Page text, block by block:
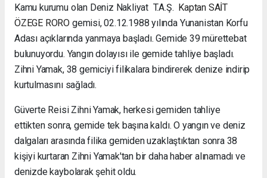
Kamu kurumu olan Deniz Nakliyat T.A.Ş. Kaptan SAİT
ÖZEGE RORO gemisi, 02.12.1988 yılında Yunanistan Korfu
Adası açıklarında yanmaya başladı. Gemide 39 mürettebat
bulunuyordu. Yangın dolayısı ile gemide tahliye başladı.
Zihni Yamak, 38 gemiciyi filikalara bindirerek denize indirip
kurtulmasını sağladı.
Güverte Reisi Zihni Yamak, herkesi gemiden tahliye
ettikten sonra, gemide tek başına kaldı. O yangın ve deniz
dalgaları arasında filika gemiden uzaklaştıktan sonra 38
kişiyi kurtaran Zihni Yamak'tan bir daha haber alınamadı ve
denizde kaybolarak şehit oldu.